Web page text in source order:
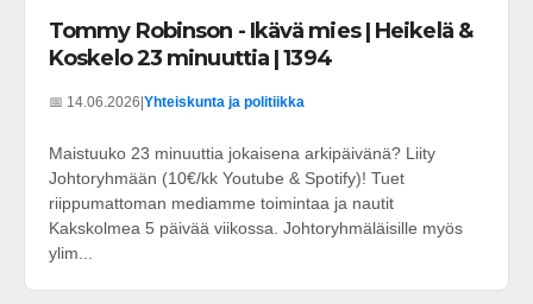
Tommy Robinson - Ikävä mies | Heikelä &
Koskelo 23 minuuttia | 1394
📅 14.06.2026 Yhteiskunta ja politiikka
Maistuuko 23 minuuttia jokaisena arkipäivänä? Liity
Johtoryhmään (10€/kk Youtube & Spotify)! Tuet
riippumattoman mediamme toimintaa ja nautit
Kakskolmea 5 päivää viikossa. Johtoryhmäläisille myös
ylim...